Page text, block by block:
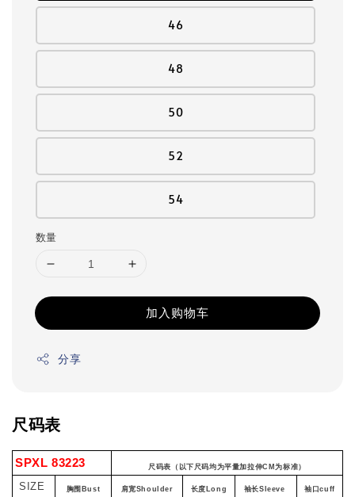
46
48
50
52
54
数量
加入购物车
分享
尺码表
SPXL 83223 尺码表（以下尺码均为平量加拉伸CM为标准）
SIZE 胸围Bust 肩宽Shoulder 长度Long 袖长Sleeve 袖口cuff